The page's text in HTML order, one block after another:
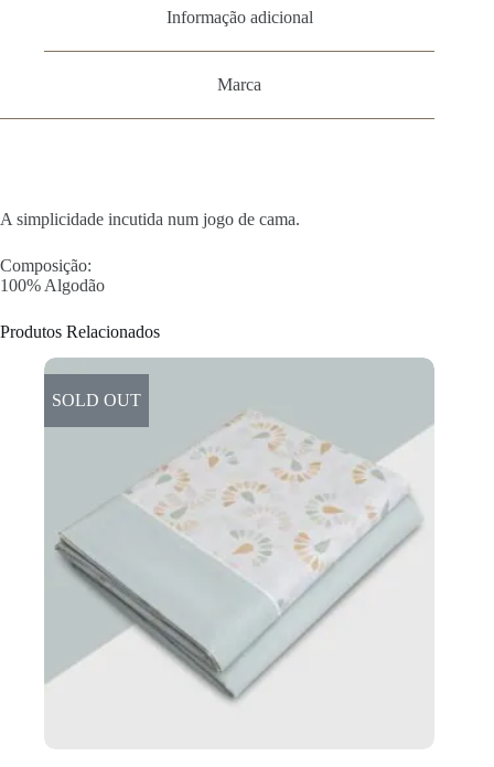
Informação adicional
Marca
A simplicidade incutida num jogo de cama.
Composição:
100% Algodão
Produtos Relacionados
SOLD OUT